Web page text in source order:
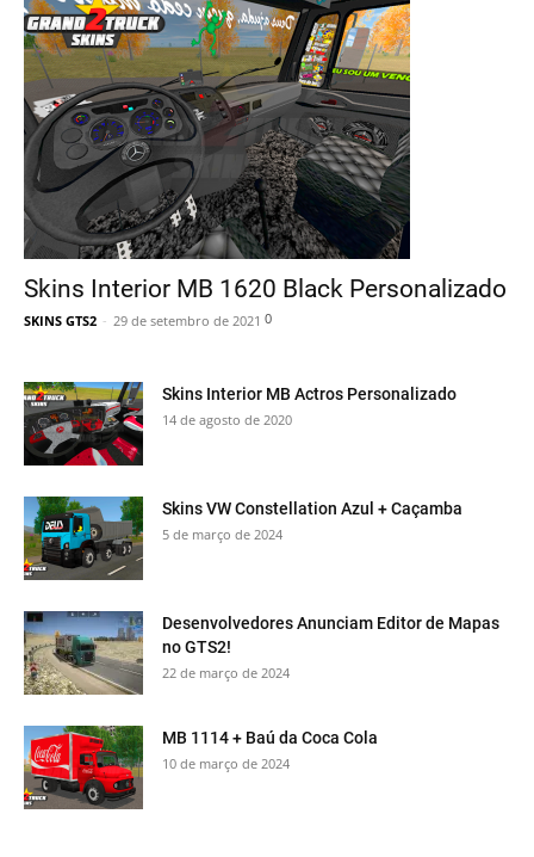
Skins Interior MB 1620 Black Personalizado
SKINS GTS2 - 29 de setembro de 2021 0
Skins Interior MB Actros Personalizado
14 de agosto de 2020
Skins VW Constellation Azul + Caçamba
5 de março de 2024
Desenvolvedores Anunciam Editor de Mapas
no GTS2!
22 de março de 2024
MB 1114 + Baú da Coca Cola
10 de março de 2024